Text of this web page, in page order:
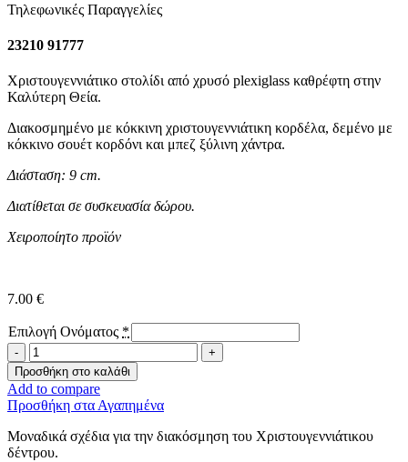
Τηλεφωνικές Παραγγελίες
23210 91777
Χριστουγεννιάτικο στολίδι από χρυσό plexiglass καθρέφτη στην
Καλύτερη Θεία.
Διακοσμημένο με κόκκινη χριστουγεννιάτικη κορδέλα, δεμένο με
κόκκινο σουέτ κορδόνι και μπεζ ξύλινη χάντρα.
Διάσταση: 9 cm.
Διατίθεται σε συσκευασία δώρου.
Χειροποίητο προϊόν
7.00 €
Επιλογή Ονόματος *
Χριστουγεννιάτικο
Στολίδι
-Στην
Καλύτερη
Θεία-
ποσότητα
Προσθήκη στο καλάθι
Add to compare
Προσθήκη στα Αγαπημένα
Μοναδικά σχέδια για την διακόσμηση του Χριστουγεννιάτικου
δέντρου.